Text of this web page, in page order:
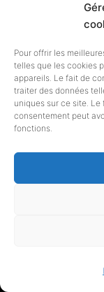
Pour offrir les
telles que les cookies
appareils. Le fait de
traiter des données
uniques sur ce site.
consentement peut
fonctions.
Siret 838
TRESSAN
|
réservés |
2024